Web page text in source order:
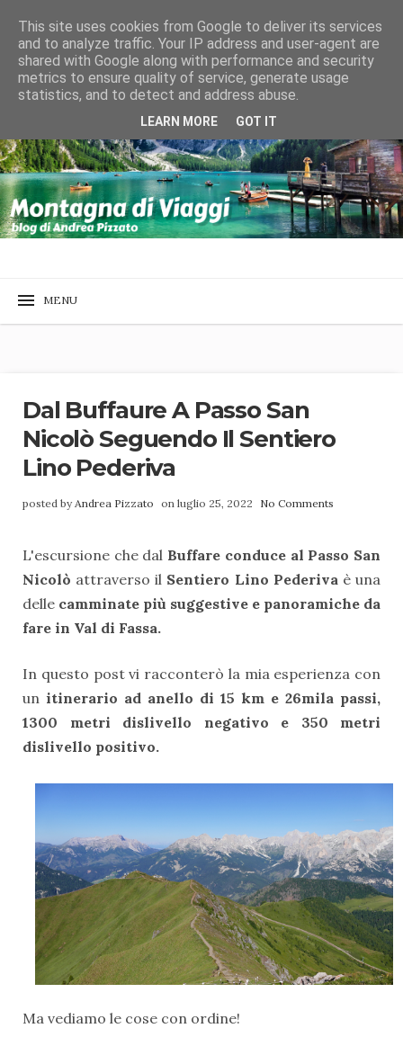
Dal Buffaure A Passo San
Nicolò Seguendo Il Sentiero
Lino Pederiva
posted by Andrea Pizzato on luglio 25, 2022 No Comments
L'escursione che dal Buffare conduce al Passo San
Nicolò attraverso il Sentiero Lino Pederiva è una
delle camminate più suggestive e panoramiche da
fare in Val di Fassa.
In questo post vi racconterò la mia esperienza con
un itinerario ad anello di 15 km e 26mila passi,
1300 metri dislivello negativo e 350 metri
dislivello positivo.
Ma vediamo le cose con ordine!
This site uses cookies from Google to deliver its services
and to analyze traffic. Your IP address and user-agent are
shared with Google along with performance and security
metrics to ensure quality of service, generate usage
statistics, and to detect and address abuse.
LEARN MORE GOT IT